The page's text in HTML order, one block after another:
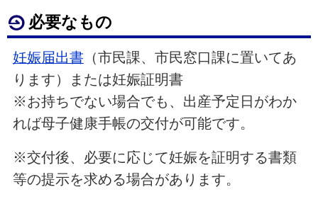
必要なもの
妊娠届出書（市民課、市民窓口課に置いてあ
ります）または妊娠証明書
※お持ちでない場合でも、出産予定日がわか
れば母子健康手帳の交付が可能です。
※交付後、必要に応じて妊娠を証明する書類
等の提示を求める場合があります。